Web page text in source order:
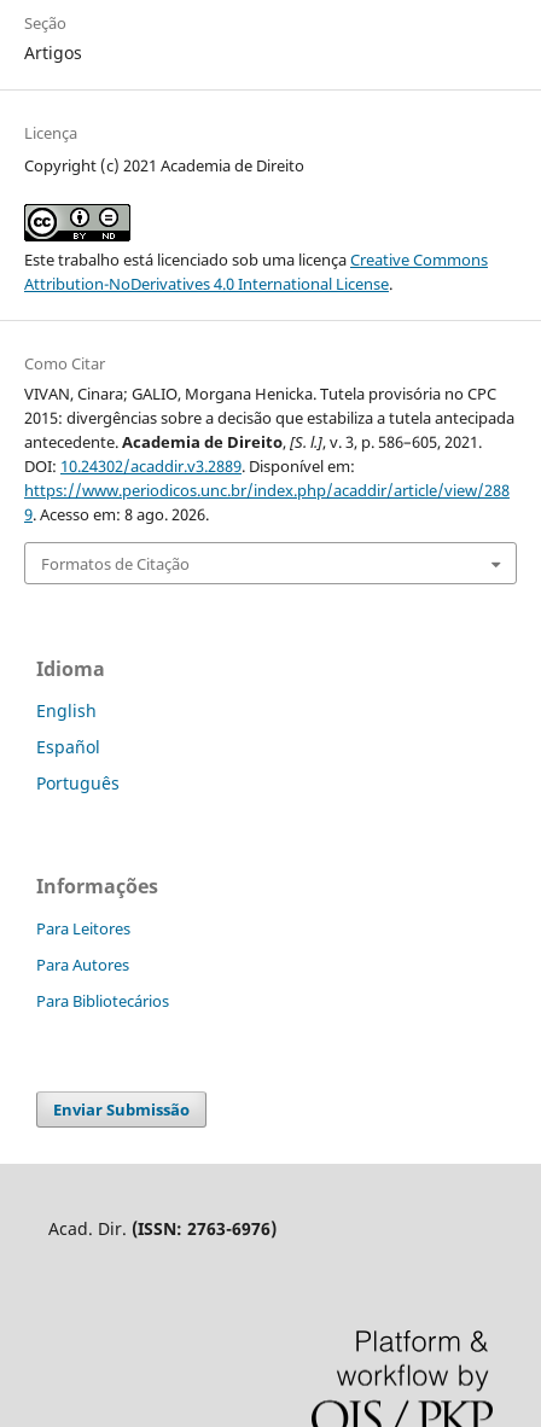
Seção
Artigos
Licença
Copyright (c) 2021 Academia de Direito
Este trabalho está licenciado sob uma licençaCreative Commons
Attribution-NoDerivatives 4.0 International License.
Como Citar
VIVAN, Cinara; GALIO, Morgana Henicka. Tutela provisória no CPC
2015: divergências sobre a decisão que estabiliza a tutela antecipada
antecedente.Academia de Direito,[S. l.], v. 3, p. 586–605, 2021.
DOI: 10.24302/acaddir.v3.2889. Disponível em:
https://www.periodicos.unc.br/index.php/acaddir/article/view/288
9. Acesso em: 8 ago. 2026.
Formatos de Citação
Idioma
English
Español
Português
Informações
Para Leitores
Para Autores
Para Bibliotecários
Enviar Submissão
Acad. Dir. (ISSN: 2763-6976)